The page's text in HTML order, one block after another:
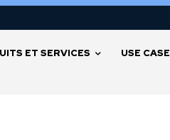
ET SERVICES USE CASE